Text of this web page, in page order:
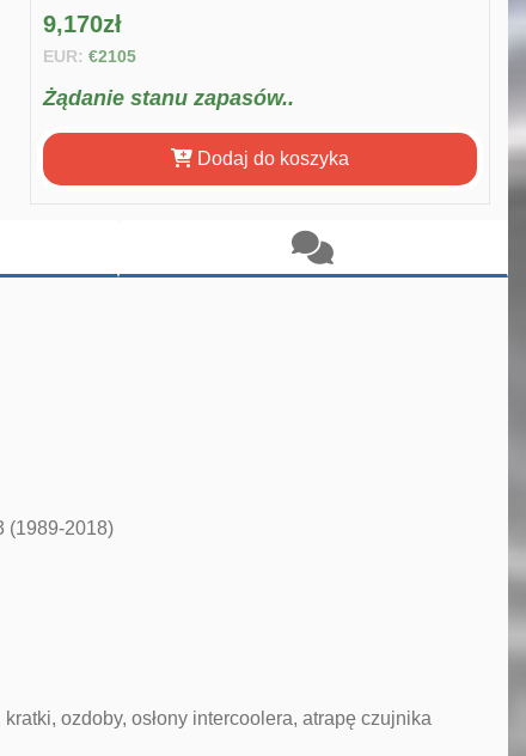
9,170zł
EUR: €2105
Żądanie stanu zapasów..
Dodaj do koszyka
(1989-2018)
ozdoby, osłony intercoolera, atrapę czujnika